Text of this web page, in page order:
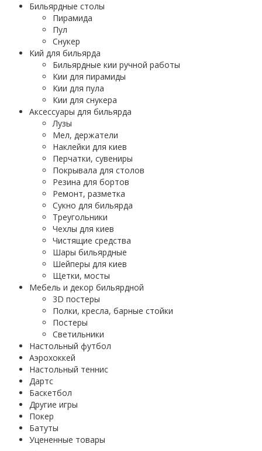
Бильярдные столы
Пирамида
Пул
Снукер
Кий для бильярда
Бильярдные кии ручной работы
Кии для пирамиды
Кии для пула
Кии для снукера
Аксессуары для бильярда
Лузы
Мел, держатели
Наклейки для киев
Перчатки, сувениры
Покрывала для столов
Резина для бортов
Ремонт, разметка
Сукно для бильярда
Треугольники
Чехлы для киев
Чистящие средства
Шары бильярдные
Шейперы для киев
Щетки, мосты
Мебель и декор бильярдной
3D постеры
Полки, кресла, барные стойки
Постеры
Светильники
Настольный футбол
Аэрохоккей
Настольный теннис
Дартс
Баскетбол
Другие игры
Покер
Батуты
Уцененные товары